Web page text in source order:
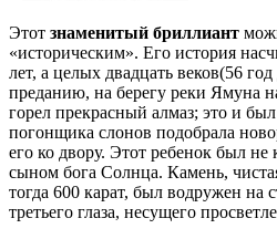
Этот знаменитый бриллиант
«историческим». Его история
лет, а целых двадцать веков(56
преданию, на берегу реки Ямуна
горел прекрасный алмаз; это и
погонщика слонов подобрала
его ко двору. Этот ребенок был
сыном бога Солнца. Камень,
тогда 600 карат, был водружен
третьего глаза, несущего